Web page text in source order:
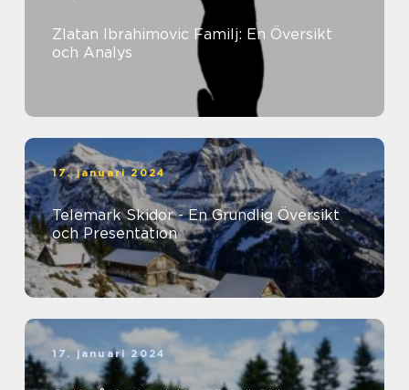
Zlatan Ibrahimovic Familj: En Översikt
och Analys
17. januari 2024
Telemark Skidor - En Grundlig Översikt
och Presentation
17. januari 2024